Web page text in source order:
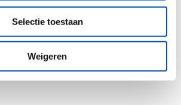
Selectie toestaan
Weigeren